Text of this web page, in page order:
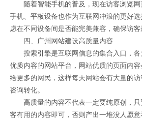
随着智能手机的普及，现在访客浏览网
手机、平板设备也作为互联网冲浪的更好
虑在不同设备间是否能完美兼容，确保访客
四、广州网站建设高质量内容
搜索引擎是互联网信息的集合入口，各
优质内容的网站平台，网站优质的页面内
给更多的网民，这样每天网站会有大量的
咨询转化。
高质量的内容不代表一定要纯原创，只
客有用的内容即可，否则产出一堆没人愿